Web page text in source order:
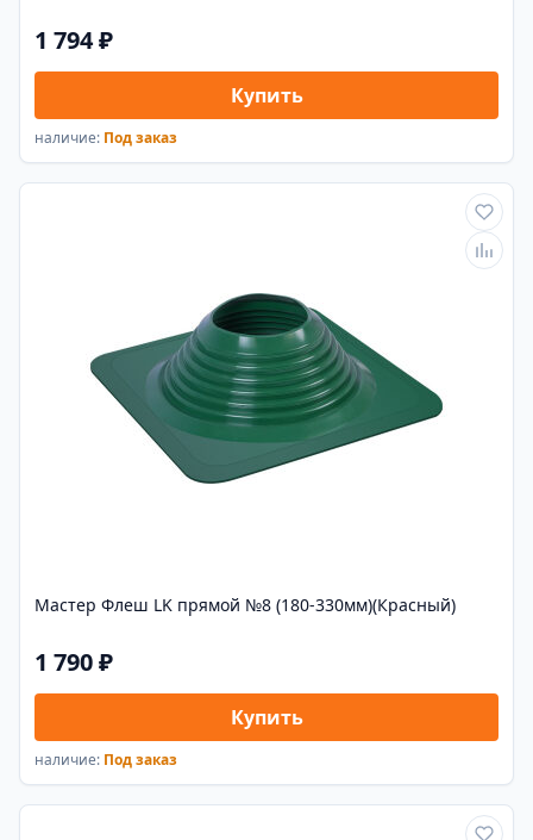
1 794 ₽
Купить
наличие: Под заказ
Мастер Флеш LK прямой №8 (180-330мм)(Красный)
1 790 ₽
Купить
наличие: Под заказ